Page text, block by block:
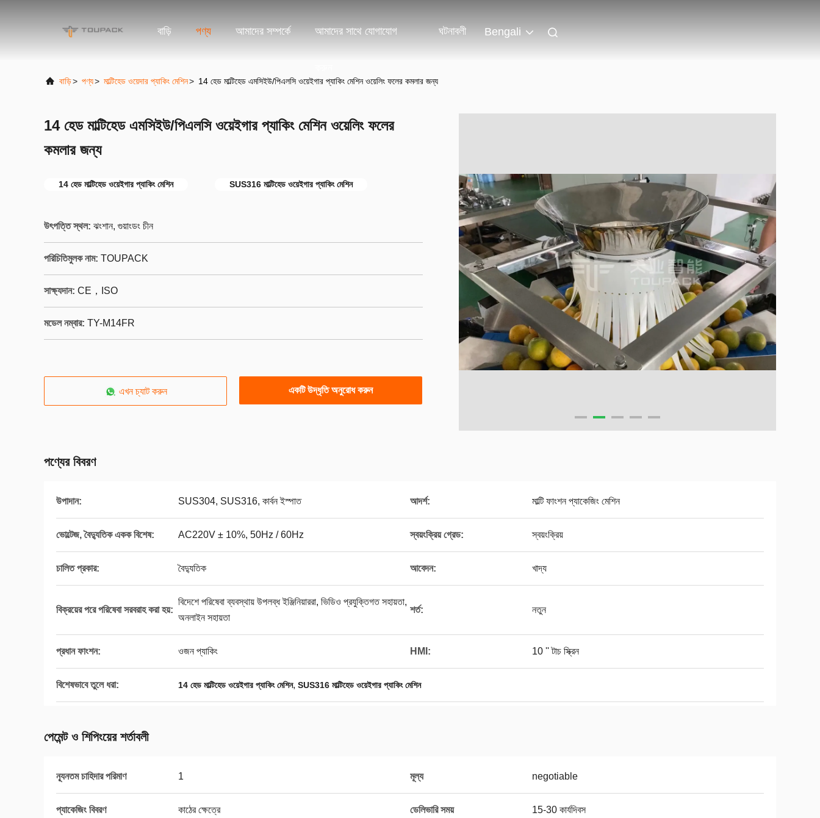
বাড়ি পণ্য আমাদের সম্পর্কে আমাদের সাথে যোগাযোগ ঘটনাবলী Bengali
বাড়ি> পণ্য> মাল্টিহেড ওয়েদার প্যাকিং মেশিন> 14 হেড মাল্টিহেড এমসিইউ/পিএলসি ওয়েইগার প্যাকিং মেশিন ওয়েলিং ফলের কমলার জন্য
14 হেড মাল্টিহেড এমসিইউ/পিএলসি ওয়েইগার প্যাকিং মেশিন ওয়েলিং ফলের
কমলার জন্য
14 হেড মাল্টিহেড ওয়েইগার প্যাকিং মেশিন SUS316 মাল্টিহেড ওয়েইগার প্যাকিং মেশিন
উৎপত্তি স্থল: ঝংশান, গুয়াংডং চীন
পরিচিতিমুলক নাম: TOUPACK
সাক্ষ্যদান: CE，ISO
মডেল নম্বার: TY-M14FR
এখন চ্যাট করুন একটি উদ্ধৃতি অনুরোধ করুন
পণ্যের বিবরণ
উপাদান: SUS304, SUS316, কার্বন ইস্পাত আদর্শ: মাল্টি ফাংশন প্যাকেজিং মেশিন
ভোল্টেজ, বৈদ্যুতিক একক বিশেষ: AC220V ± 10%, 50Hz / 60Hz স্বয়ংক্রিয় গ্রেড: স্বয়ংক্রিয়
চালিত প্রকার: বৈদ্যুতিক আবেদন: খাদ্য
বিক্রয়ের পরে পরিষেবা সরবরাহ করা হয়:
বিদেশে পরিষেবা ব্যবস্থায় উপলব্ধ ইঞ্জিনিয়াররা, ভিডিও প্রযুক্তিগত সহায়তা,
অনলাইন সহায়তা
শর্ত: নতুন
প্রধান ফাংশন: ওজন প্যাকিং HMI: 10 '' টাচ স্ক্রিন
বিশেষভাবে তুলে ধরা: 14 হেড মাল্টিহেড ওয়েইগার প্যাকিং মেশিন, SUS316 মাল্টিহেড ওয়েইগার প্যাকিং মেশিন
পেমেন্ট ও শিপিংয়ের শর্তাবলী
ন্যূনতম চাহিদার পরিমাণ 1 মূল্য negotiable
প্যাকেজিং বিবরণ কাঠের ক্ষেত্রে ডেলিভারি সময় 15-30 কার্যদিবস